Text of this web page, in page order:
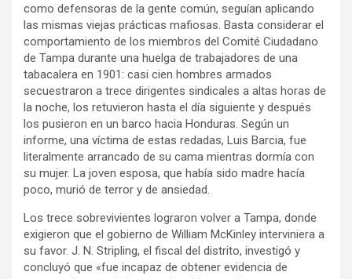
como defensoras de la gente común, seguían aplicando
las mismas viejas prácticas mafiosas. Basta considerar el
comportamiento de los miembros del Comité Ciudadano
de Tampa durante una huelga de trabajadores de una
tabacalera en 1901: casi cien hombres armados
secuestraron a trece dirigentes sindicales a altas horas de
la noche, los retuvieron hasta el día siguiente y después
los pusieron en un barco hacia Honduras. Según un
informe, una víctima de estas redadas, Luis Barcia, fue
literalmente arrancado de su cama mientras dormía con
su mujer. La joven esposa, que había sido madre hacía
poco, murió de terror y de ansiedad.
Los trece sobrevivientes lograron volver a Tampa, donde
exigieron que el gobierno de William McKinley interviniera a
su favor. J. N. Stripling, el fiscal del distrito, investigó y
concluyó que «fue incapaz de obtener evidencia de